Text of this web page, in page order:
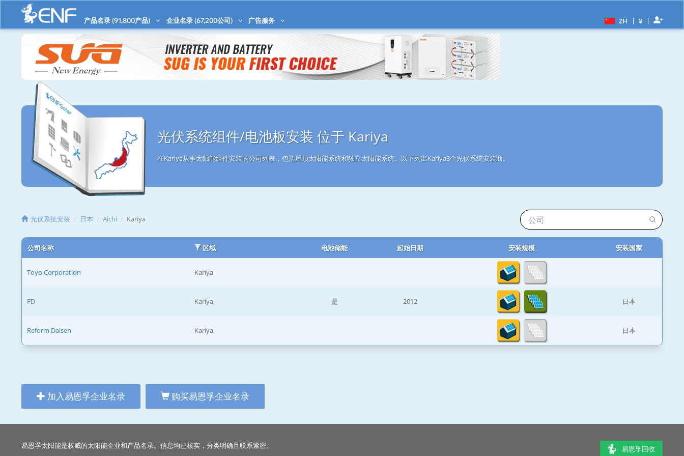
产品名录 (91,800产品) 企业名录 (67,200公司) 广告服务 ZH | ¥ |
光伏系统组件/电池板安装 位于 Kariya
在Kariya从事太阳能组件安装的公司列表，包括屋顶太阳能系统和独立太阳能系统。以下列出Kariya3个光伏系统安装商。
光伏系统安装 日本 Aichi Kariya
公司名称 区域 电池储能 起始日期 安装规模 安装国家
Toyo Corporation Kariya
FD Kariya 是 2012 日本
Reform Daisen Kariya 日本
加入易恩孚企业名录 购买易恩孚企业名录
易恩孚太阳能是权威的太阳能企业和产品名录。信息均已核实，分类明确且联系紧密。 易恩孚回收